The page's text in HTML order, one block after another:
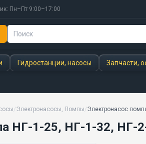
Пн–Пт 9:00–17:00
Гидростанции, насосы Запчасти,
/Электронасосы, Помпы/Электронасос
НГ-1-32, НГ-2-50
НГ-1-25, НГ-1-32, НГ-